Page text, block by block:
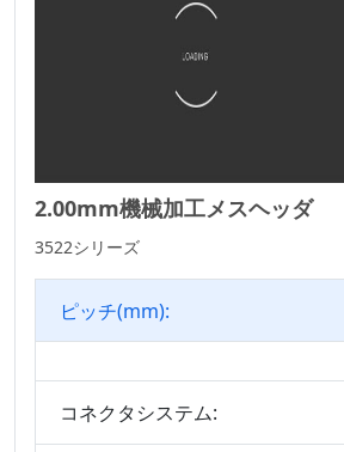
太陽光発電シリーズ
WDシリーズコネク
標準IDCシリーズ
ICソケットコネクタ
ボックス ヘッダー
MRCコネクタシリ
2.00mm機械加工メスヘッダ
3522シリーズ
ピッチ(mm):
コネクタシステム: